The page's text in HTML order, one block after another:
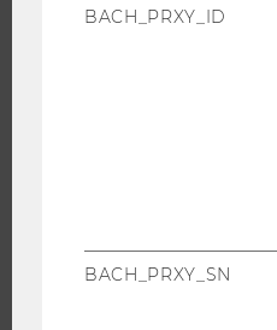
BACHELOR
INTERNATIONALE UND
ANGEBOTE FÜR SCHULEN UND
BACH_PRXY_ID
BACH_PRXY_SN